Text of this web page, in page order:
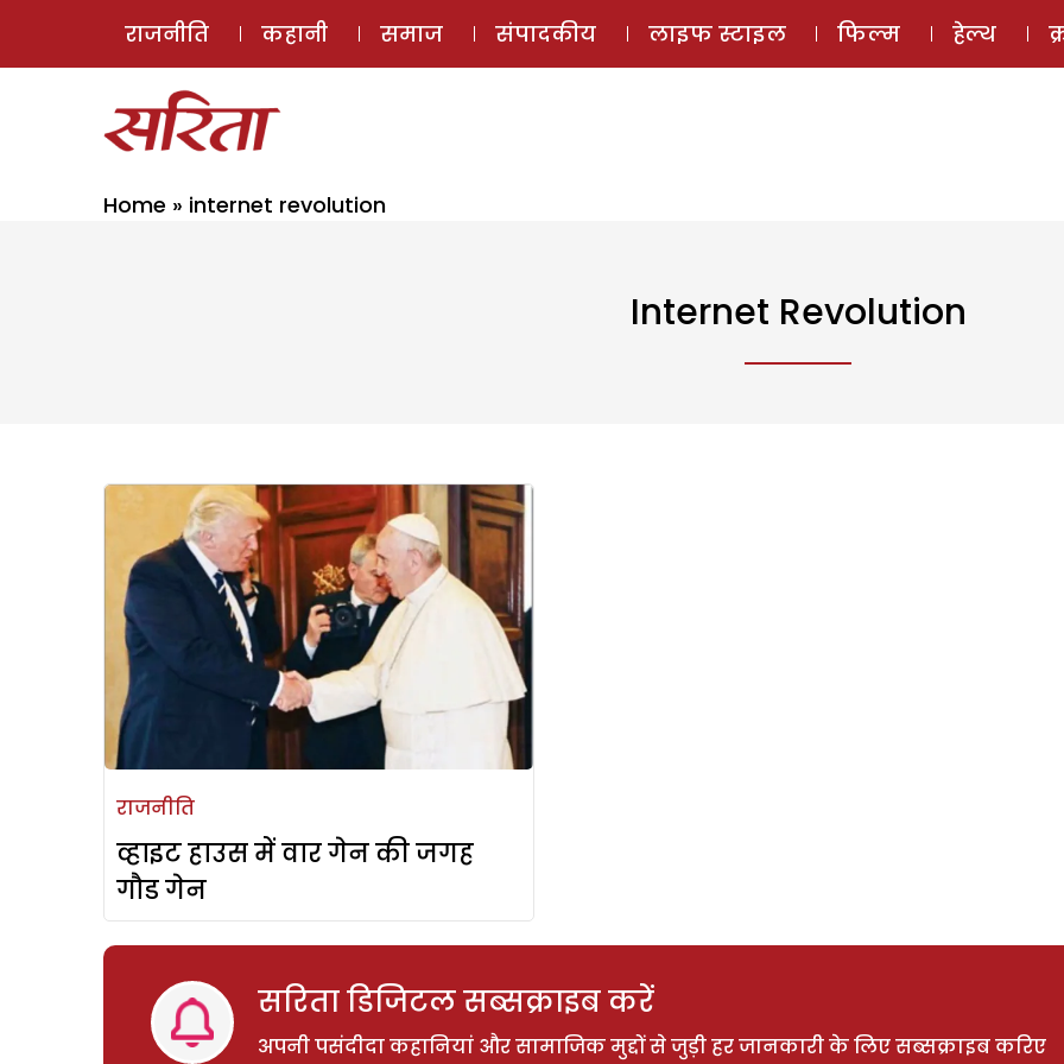
ई-मैगज़ीन
राजनीति कहानी समाज संपादकीय लाइफ स्टाइल फिल्म हेल्थ
Home » internet revolution
Internet Revolution
राजनीति
व्हाइट हाउस में वार गेन की जगह
गौड गेन
सरिता डिजिटल सब्सक्राइब करें
अपनी पसंदीदा कहानियां और सामाजिक मुद्दों से जुड़ी हर जानकारी के लिए सब्सक्राइब करिए